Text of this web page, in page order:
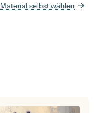
selbst wählen